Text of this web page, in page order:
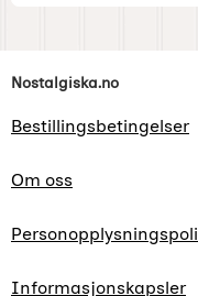
Footer-innhold
Nostalgiska.no
Bestillingsbetingelser
Om oss
Informasjonskapsler